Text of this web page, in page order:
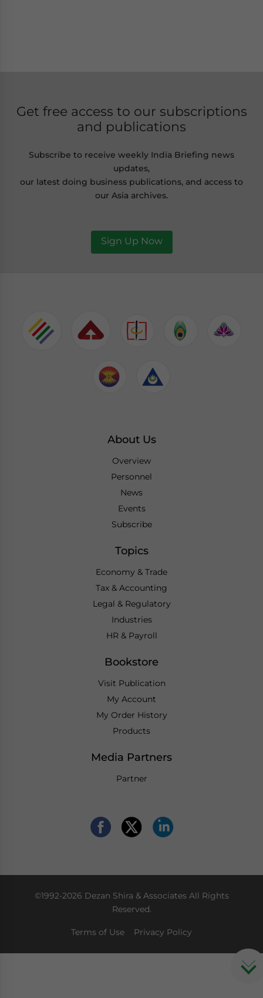
Get free access to our subscriptions
and publications
Subscribe to receive weekly India Briefing news
updates,
our latest doing business publications, and access to
our Asia archives.
Sign Up Now
About Us
Overview
Personnel
News
Events
Subscribe
Topics
Economy & Trade
Tax & Accounting
Legal & Regulatory
Industries
HR & Payroll
Bookstore
Visit Publication
My Account
My Order History
Products
Media Partners
Partner
©1992-2026 Dezan Shira & Associates All Rights
Reserved.
Terms of Use Privacy Policy